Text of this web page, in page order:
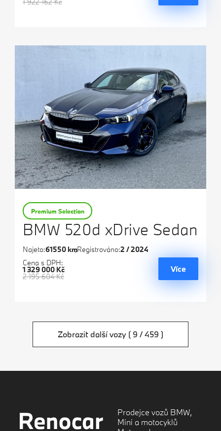
1 922 162 Kč
BMW 520d xDrive Sedan
Premium Selection
Najeto:61550 kmRegistrováno:2 / 2024
Cena s DPH:
2 195 604 Kč
1 329 000 Kč Více
Zobrazit další vozy ( 9 / 459 )
Prodejce vozů BMW,
Mini a motocyklů